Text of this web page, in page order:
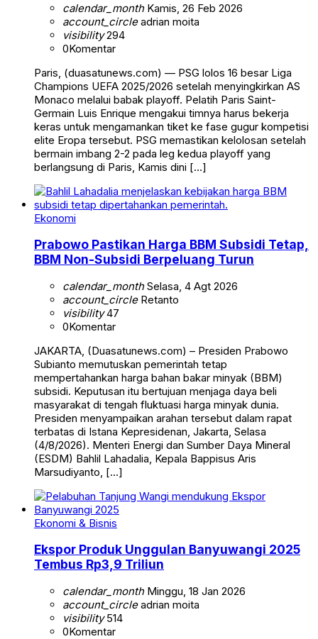
calendar_monthKamis, 26 Feb 2026
account_circleadrian moita
visibility294
0Komentar
Paris, (duasatunews.com) — PSG lolos 16 besar Liga
Champions UEFA 2025/2026 setelah menyingkirkan AS
Monaco melalui babak playoff. Pelatih Paris Saint-
Germain Luis Enrique mengakui timnya harus bekerja
keras untuk mengamankan tiket ke fase gugur kompetisi
elite Eropa tersebut. PSG memastikan kelolosan setelah
bermain imbang 2-2 pada leg kedua playoff yang
berlangsung di Paris, Kamis dini […]
Ekonomi
Prabowo Pastikan Harga BBM Subsidi Tetap,
BBM Non-Subsidi Berpeluang Turun
calendar_monthSelasa, 4 Agt 2026
account_circleRetanto
visibility47
0Komentar
JAKARTA, (Duasatunews.com) – Presiden Prabowo
Subianto memutuskan pemerintah tetap
mempertahankan harga bahan bakar minyak (BBM)
subsidi. Keputusan itu bertujuan menjaga daya beli
masyarakat di tengah fluktuasi harga minyak dunia.
Presiden menyampaikan arahan tersebut dalam rapat
terbatas di Istana Kepresidenan, Jakarta, Selasa
(4/8/2026). Menteri Energi dan Sumber Daya Mineral
(ESDM) Bahlil Lahadalia, Kepala Bappisus Aris
Marsudiyanto, […]
Ekonomi & Bisnis
Ekspor Produk Unggulan Banyuwangi 2025
Tembus Rp3,9 Triliun
calendar_monthMinggu, 18 Jan 2026
account_circleadrian moita
visibility514
0Komentar